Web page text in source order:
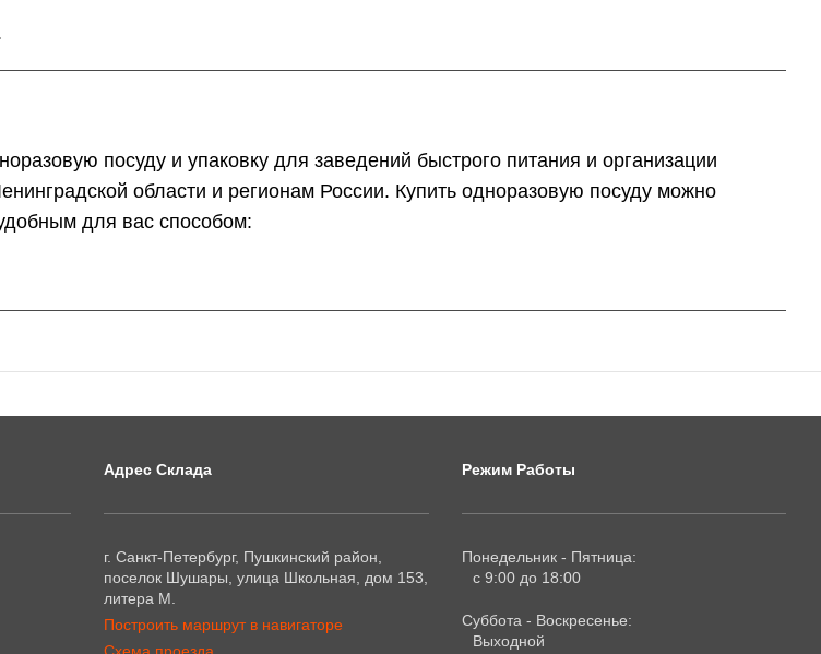
посуду и упаковку для заведений быстрого питания и организации
области и регионам России. Купить одноразовую посуду можно
для вас способом:
Адрес Склада
г. Санкт-Петербург, Пушкинский район,
поселок Шушары, улица Школьная, дом 153,
литера М.
Построить маршрут в навигаторе
Режим Работы
Понедельник - Пятница:
с 9:00 до 18:00
Суббота - Воскресенье:
Выходной